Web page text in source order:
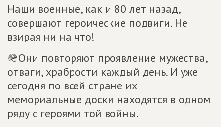
Наши военные, как и 80 лет назад,
совершают героические подвиги. Не
взирая ни на что!
🪖Они повторяют проявление мужества,
отваги, храбрости каждый день. И уже
сегодня по всей стране их
мемориальные доски находятся в одном
ряду с героями той войны.